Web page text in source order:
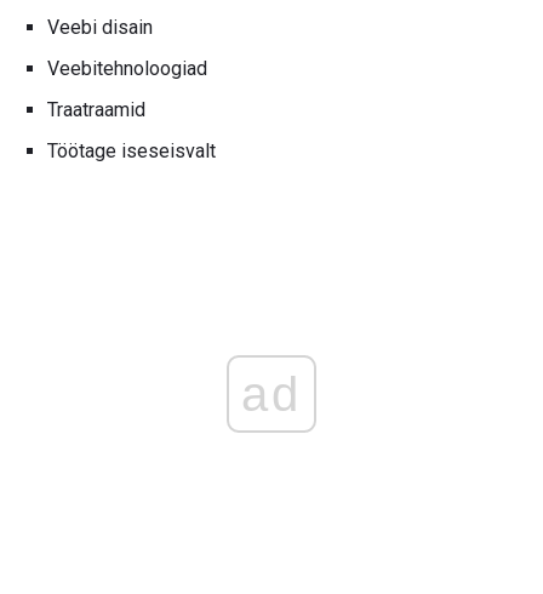
Veebi disain
Veebitehnoloogiad
Traatraamid
Töötage iseseisvalt
ad